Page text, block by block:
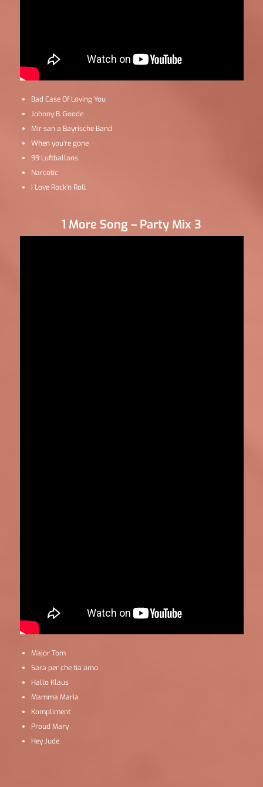
Bad Case Of Loving You
Johnny B. Goode
Mir san a Bayrische Band
When you’re gone
99 Luftballons
Narcotic
I Love Rock’n Roll
1 More Song – Party Mix 3
Major Tom
Sara per che tia amo
Hallo Klaus
Mamma Maria
Kompliment
Proud Mary
Hey Jude